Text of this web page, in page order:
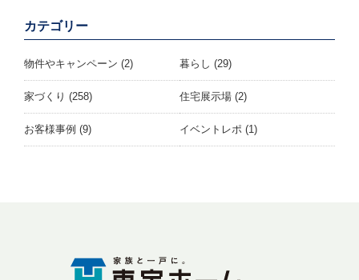
カテゴリー
物件やキャンペーン (2) 暮らし (29)
家づくり (258) 住宅展示場 (2)
お客様事例 (9) イベントレポ (1)